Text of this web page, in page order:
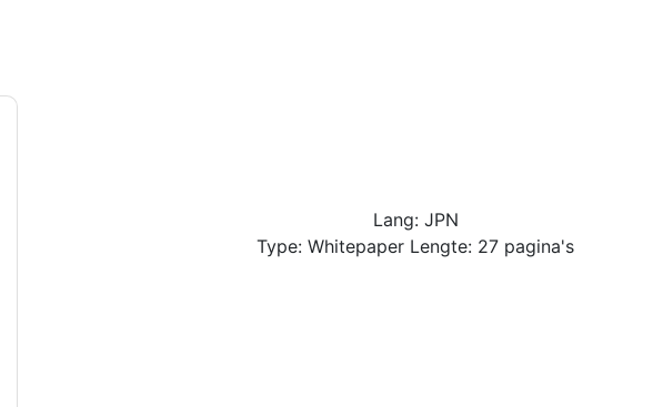
Lang: JPN
Type: Whitepaper Lengte: 27 pagina's